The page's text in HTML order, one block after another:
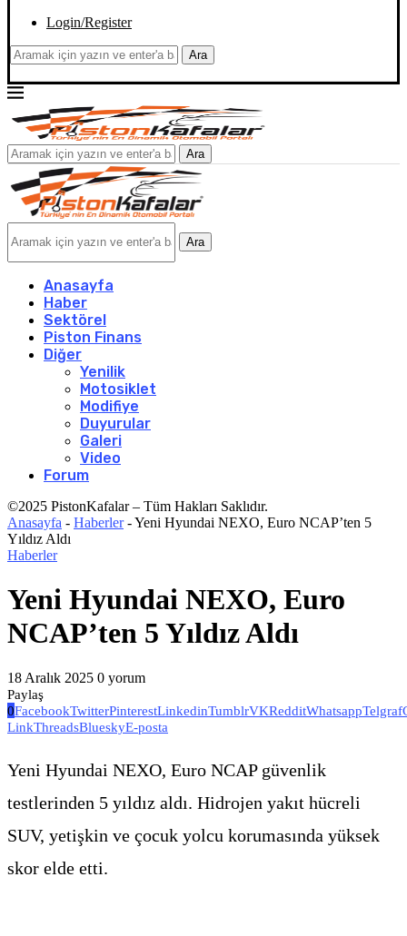
Login/Register
Ara
Ara
Ara
Anasayfa
Haber
Sektörel
Piston Finans
Diğer
Yenilik
Motosiklet
Modifiye
Duyurular
Galeri
Video
Forum
©2025 PistonKafalar – Tüm Hakları Saklıdır.
Anasayfa - Haberler-Yeni Hyundai NEXO, Euro NCAP’ten 5
Yıldız Aldı
Haberler
Yeni Hyundai NEXO, Euro
NCAP’ten 5 Yıldız Aldı
18 Aralık 2025 0 yorum
Paylaş
0FacebookTwitterPinterestLinkedinTumblrVKRedditWhatsappTelgraf
LinkThreadsBlueskyE-posta
Yeni Hyundai NEXO, Euro NCAP güvenlik
testlerinden 5 yıldız aldı. Hidrojen yakıt hücreli
SUV, yetişkin ve çocuk yolcu korumasında yüksek
skor elde etti.